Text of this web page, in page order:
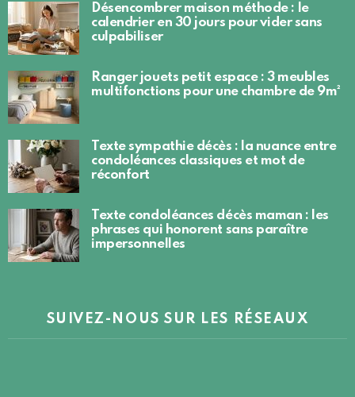
Désencombrer maison méthode : le
calendrier en 30 jours pour vider sans
culpabiliser
Ranger jouets petit espace : 3 meubles
multifonctions pour une chambre de 9m²
Texte sympathie décès : la nuance entre
condoléances classiques et mot de
réconfort
Texte condoléances décès maman : les
phrases qui honorent sans paraître
impersonnelles
SUIVEZ-NOUS SUR LES RÉSEAUX